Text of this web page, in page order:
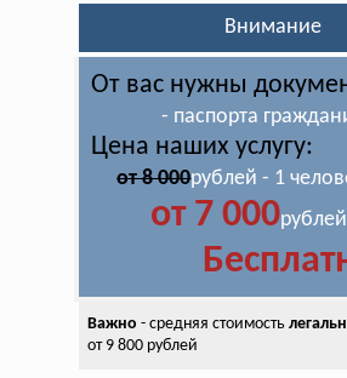
Внимание
От вас нужны
- паспорта
Цена наших услугу:
от 8 000рублей - 1
от 7 000
Важно - средняя стоимость
от 9 800 рублей